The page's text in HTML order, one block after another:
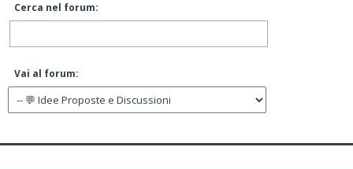
Cerca nel forum:
Vai al forum: